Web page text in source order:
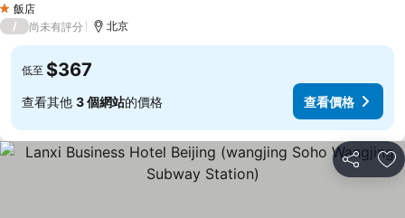
1 星級
飯店
/ 尚未有評分 北京
低至 $367
查看其他 3 個網站的價格 查看價格
分享 加